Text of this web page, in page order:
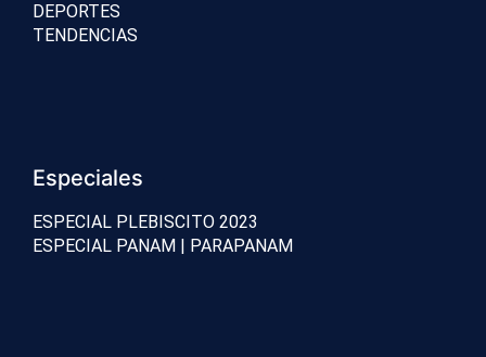
DEPORTES
TENDENCIAS
Especiales
ESPECIAL PLEBISCITO 2023
ESPECIAL PANAM | PARAPANAM